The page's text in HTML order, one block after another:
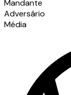
Mandante
Adversário
Média